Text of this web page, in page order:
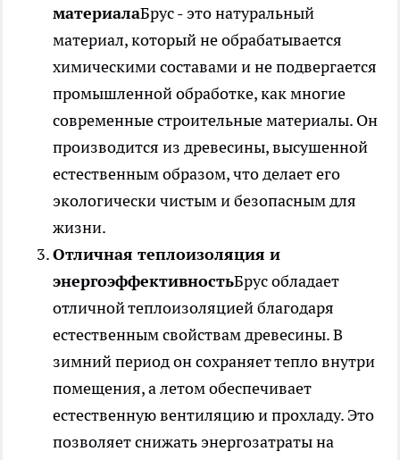
материалаБрус - это натуральный
материал, который не обрабатывается
химическими составами и не подвергается
промышленной обработке, как многие
современные строительные материалы. Он
производится из древесины, высушенной
естественным образом, что делает его
экологически чистым и безопасным для
жизни.
Отличная теплоизоляция и
энергоэффективностьБрус обладает
отличной теплоизоляцией благодаря
естественным свойствам древесины. В
зимний период он сохраняет тепло внутри
помещения, а летом обеспечивает
естественную вентиляцию и прохладу. Это
позволяет снижать энергозатраты на